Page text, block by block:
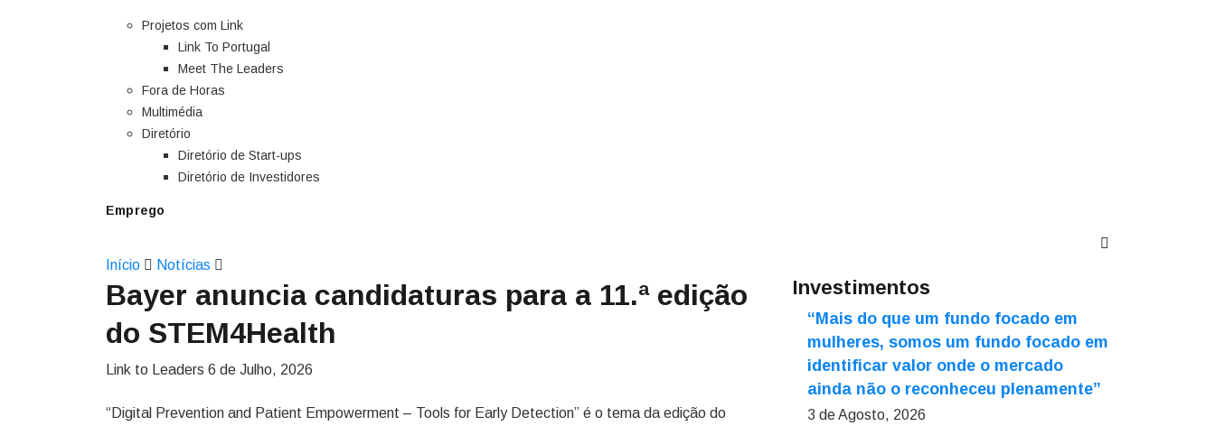
Projetos com Link
Link To Portugal
Meet The Leaders
Fora de Horas
Multimédia
Diretório
Diretório de Start-ups
Diretório de Investidores
Emprego
Início Notícias
Bayer anuncia candidaturas para a 11.ª edição
do STEM4Health
Link to Leaders 6 de Julho, 2026
“Digital Prevention and Patient Empowerment – Tools for Early Detection” é o tema da edição do
Investimentos
“Mais do que um fundo focado em
mulheres, somos um fundo focado em
identificar valor onde o mercado
ainda não o reconheceu plenamente”
3 de Agosto, 2026